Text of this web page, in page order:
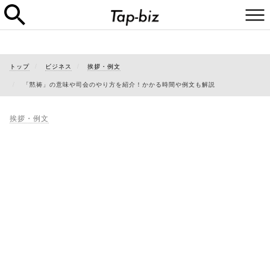
トップ ビジネス 挨拶・例文
「黙祷」の意味や司会のやり方を紹介！かかる時間や例文も解説
挨拶・例文